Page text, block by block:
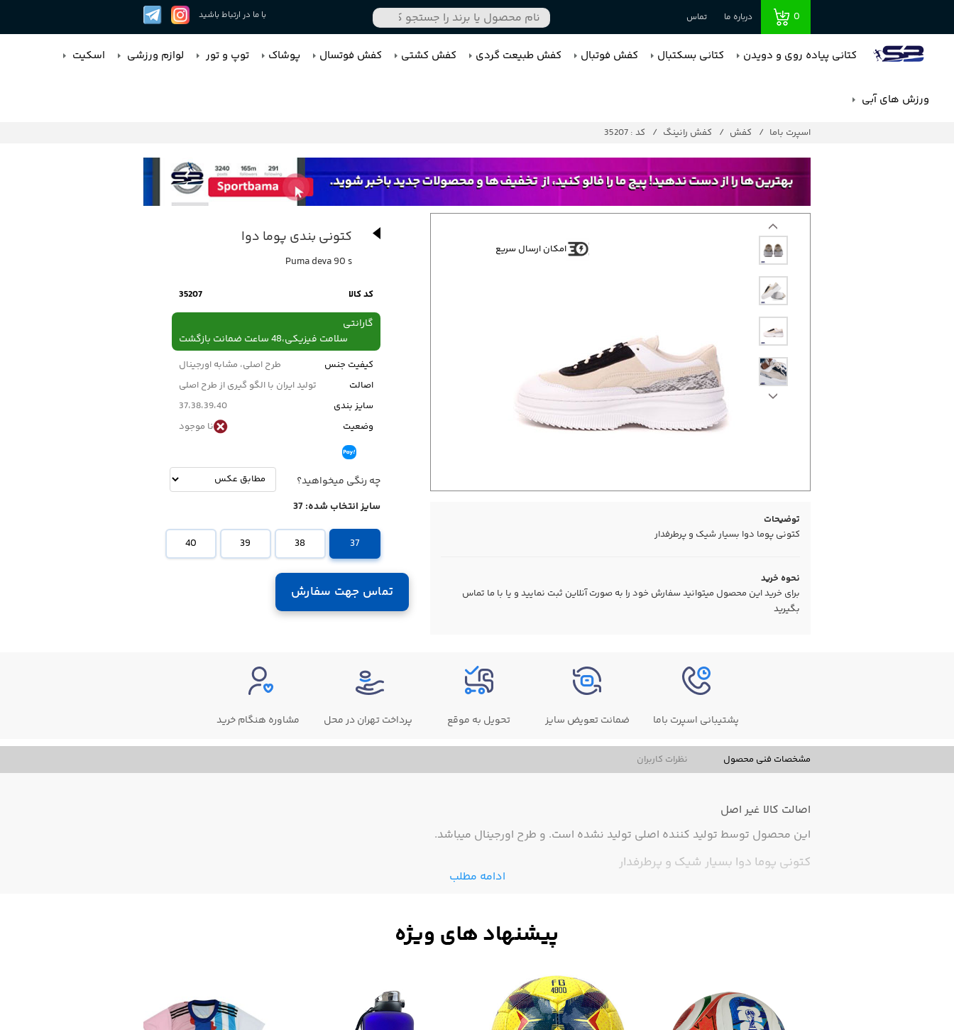
0 درباره ما تماس با ما در ارتباط باشید
کتانی پیاده روی و دویدن کتانی بسکتبال کفش فوتبال کفش طبیعت گردی کفش کشتی کفش فوتسال پوشاک توپ و تور لوازم ورزشی اسکیت
ورزش های آبی
اسپرت باما کفش کفش رانینگ کد : 35207
امکان ارسال سریع
توضیحات
کتونی پوما دوا بسیار شیک و پرطرفدار
نحوه خرید
برای خرید این محصول میتوانید سفارش خود را به صورت آنلاین ثبت نمایید و یا با ما تماس
بگیرید
کتونی بندی پوما دوا
Puma deva 90 s
کد کالا 35207
گارانتی
سلامت فیزیکی،48 ساعت ضمانت بازگشت
کیفیت جنس
طرح اصلی، مشابه اورجینال
اصالت
تولید ایران با الگو گیری از طرح اصلی
سایز بندی
37،38،39،40
وضعیت
نا موجود
چه رنگی میخواهید؟
سایز انتخاب شده:37
37
38
39
40
تماس جهت سفارش
پشتیبانی اسپرت باما ضمانت تعویض سایز تحویل به موقع پرداخت تهران در محل مشاوره هنگام خرید
مشخصات فنی محصول نظرات کاربران
اصالت کالا غیر اصل
این محصول توسط تولید کننده اصلی تولید نشده است. و طرح اورجینال میباشد.
کتونی پوما دوا بسیار شیک و پرطرفدار
ادامه مطلب